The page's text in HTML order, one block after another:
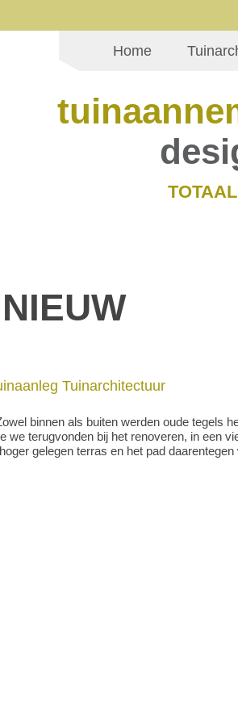
Home
Tuinarchitectuur
binnen als buiten werden oude tegels
we terugvonden bij het renoveren, in een
gelegen terras en het pad